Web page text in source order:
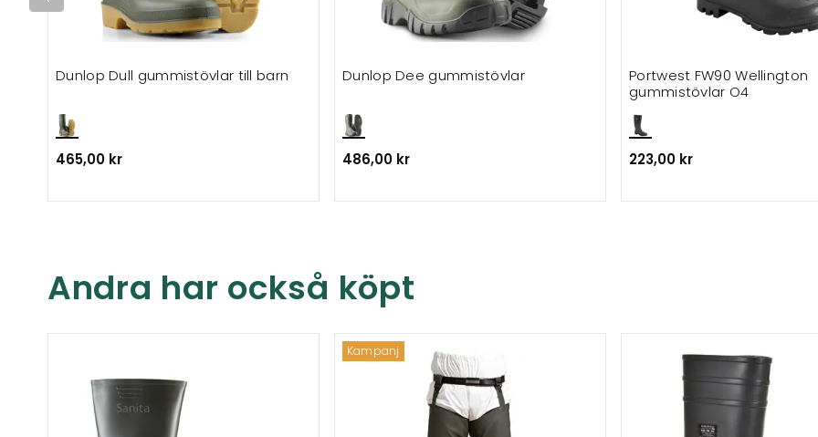
Dunlop Dull gummistövlar till barn
465,00 kr
Dunlop Dee gummistövlar
486,00 kr
Portwest FW90 Wellington
gummistövlar O4
223,00 kr
Andra har också köpt
Kampanj